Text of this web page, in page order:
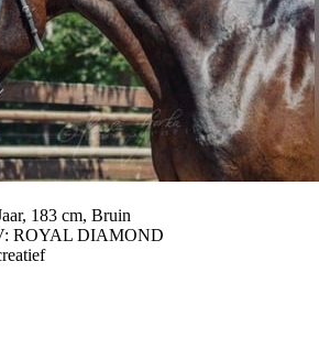
183 cm, Bruin
ROYAL DIAMOND